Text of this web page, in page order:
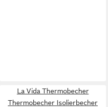
La Vida Thermobecher
Thermobecher Isolierbecher